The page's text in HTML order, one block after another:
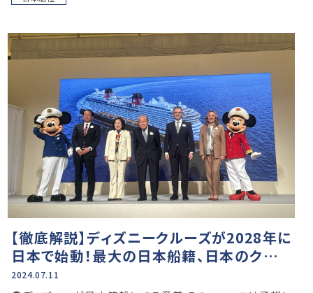
【徹底解説】ディズニークルーズが2028年に
日本で始動！最大の日本船籍、日本のクルー
ズ市場へのインパクトは？
2024.07.11